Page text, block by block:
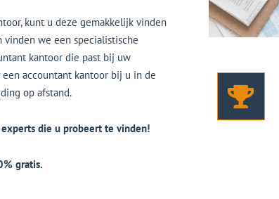
kunt u deze gemakkelijk vinden
vinden we een specialistische
kantoor die past bij uw
accountant kantoor bij u in de
op afstand.
die u probeert te vinden!
gratis.